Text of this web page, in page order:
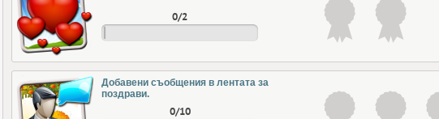
0/2
Добавени съобщения в лентата за
поздрави.
0/10